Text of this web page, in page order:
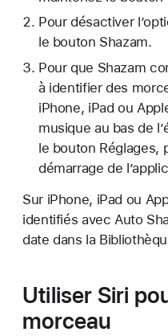
Pour désactiver
le bouton Shazam.
Pour que Shazam
à identifier des
iPhone, iPad ou
musique au bas de
le bouton Réglages,
démarrage de
Sur iPhone, iPad ou
identifiés avec Auto
date dans la
Utiliser Siri
morceau